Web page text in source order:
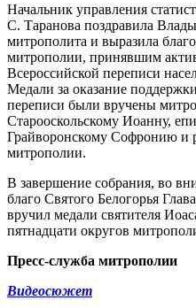
Начальник управления
С. Таранова поздравила
митрополита и выразила
митрополии, принявшим
Всероссийской переписи
Медали за оказание
переписи были вручены
Старооскольскому Иоанну,
Грайворонскому Софронию и
митрополии.
В завершение собрания, во
благо Святого Белогорья
вручил медали святителя
пятнадцати округов
Пресс-служба митрополии
Видеосюжет